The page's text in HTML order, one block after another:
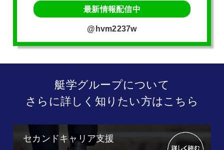
最新情報配信中
@hvm2237w
艇学グループについて
さらに詳しく知りたい方はこちら
セカンドキャリア支援